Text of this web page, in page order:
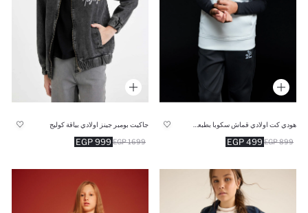
499 EGP 899 EGP
جاكيت بومبر جينز اولادي بياقة كوليج
999 EGP 1699 EGP